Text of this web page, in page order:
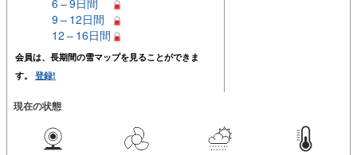
9 – 12日間
12 – 16日間
会員は、長期間の雪マップを見ることができま
す。 登録!
現在の状態